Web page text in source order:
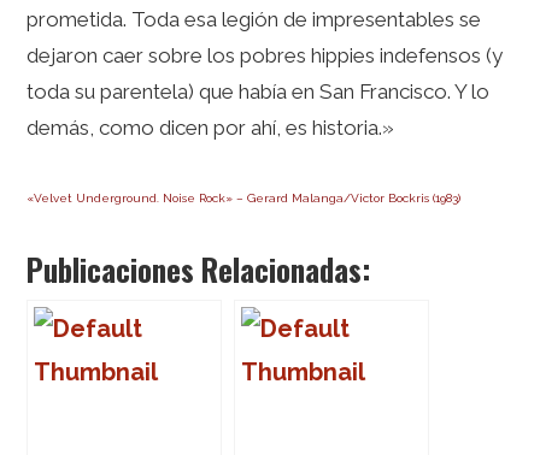
prometida. Toda esa legión de impresentables se
dejaron caer sobre los pobres hippies indefensos (y
toda su parentela) que había en San Francisco. Y lo
demás, como dicen por ahí, es historia.»
«Velvet Underground. Noise Rock» – Gerard Malanga/Victor Bockris (1983)
Publicaciones Relacionadas: